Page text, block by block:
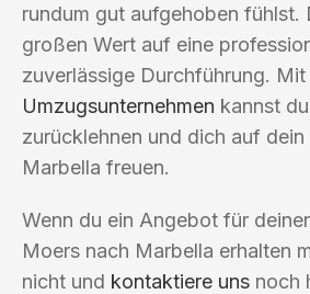
rundum gut aufgehoben fühlst.
großen Wert auf eine
zuverlässige Durchführung. Mit
Umzugsunternehmen kannst
zurücklehnen und dich auf dein
Marbella freuen.
Wenn du ein Angebot für
Moers nach Marbella erhalten
nicht und kontaktiere uns noch